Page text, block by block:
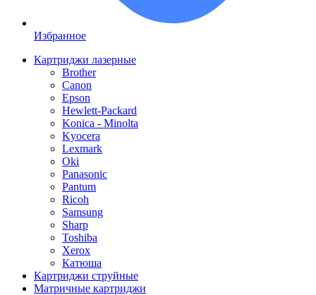
Избранное
Картриджи лазерные
Brother
Canon
Epson
Hewlett-Packard
Konica - Minolta
Kyocera
Lexmark
Oki
Panasonic
Pantum
Ricoh
Samsung
Sharp
Toshiba
Xerox
Катюша
Картриджи струйные
Матричные картриджи